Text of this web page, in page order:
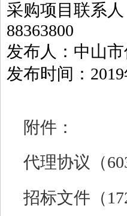
采购项目联系
88363800
发布人：中山
发布时间：2019
附件：
代理协议（
招标文件（